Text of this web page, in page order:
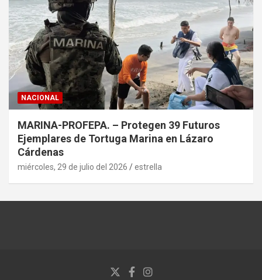
NACIONAL
MARINA-PROFEPA. – Protegen 39 Futuros
Ejemplares de Tortuga Marina en Lázaro
Cárdenas
miércoles, 29 de julio del 2026 estrella